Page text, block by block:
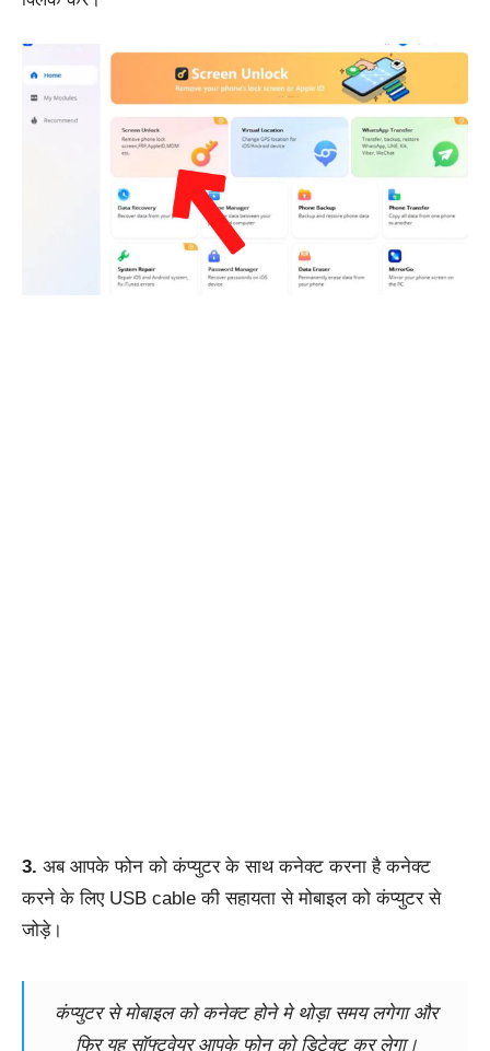
3. अब आपके फोन को कंप्युटर के साथ कनेक्ट करना है कनेक्ट
करने के लिए USB cable की सहायता से मोबाइल को कंप्युटर से
जोड़े।
कंप्युटर से मोबाइल को कनेक्ट होने मे थोड़ा समय लगेगा और
फिर यह सॉफ्टवेयर आपके फोन को डिटेक्ट कर लेगा।